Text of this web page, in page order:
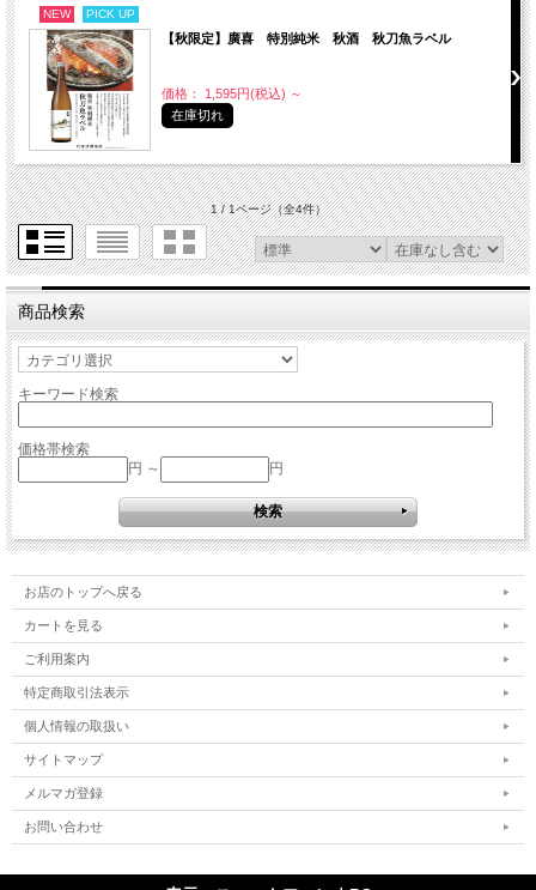
NEW PICK UP
【秋限定】廣喜 特別純米 秋酒 秋刀魚ラベル
価格： 1,595円(税込) ～
在庫切れ
1 / 1ページ（全4件）
商品検索
キーワード検索
価格帯検索
円 ～
円
お店のトップへ戻る
カートを見る
ご利用案内
特定商取引法表示
個人情報の取扱い
サイトマップ
メルマガ登録
お問い合わせ